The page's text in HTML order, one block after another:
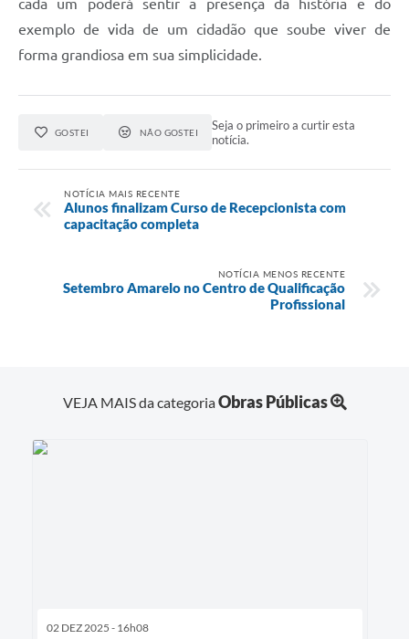
cada um poderá sentir a presença da história e do
exemplo de vida de um cidadão que soube viver de
forma grandiosa em sua simplicidade.
GOSTEI NÃO GOSTEI
Seja o primeiro a curtir esta
notícia.
NOTÍCIA MAIS RECENTE
Alunos finalizam Curso de Recepcionista com
capacitação completa
NOTÍCIA MENOS RECENTE
Setembro Amarelo no Centro de Qualificação
Profissional
VEJA MAIS da categoriaObras Públicas
02 DEZ 2025 - 16h08